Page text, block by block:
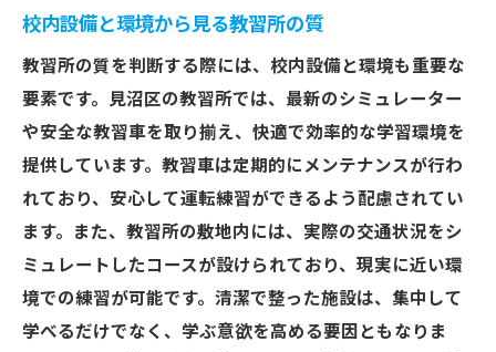
校内設備と環境から見る教習所の質
教習所の質を判断する際には、校内設備と環境も重要な
要素です。見沼区の教習所では、最新のシミュレーター
や安全な教習車を取り揃え、快適で効率的な学習環境を
提供しています。教習車は定期的にメンテナンスが行わ
れており、安心して運転練習ができるよう配慮されてい
ます。また、教習所の敷地内には、実際の交通状況をシ
ミュレートしたコースが設けられており、現実に近い環
境での練習が可能です。清潔で整った施設は、集中して
学べるだけでなく、学ぶ意欲を高める要因ともなりま